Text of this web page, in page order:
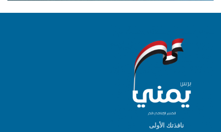
نافذتك الأولى